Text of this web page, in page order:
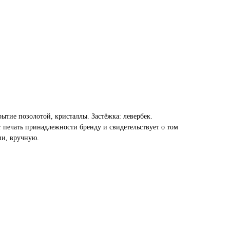
позолотой, кристаллы. Застёжка: левербек.
принадлежности бренду и свидетельствует о том
вручную.